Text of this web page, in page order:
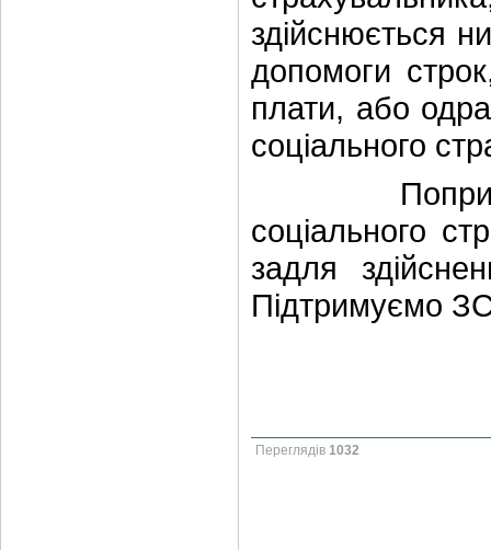
здійснюється
допомоги
плати, або
соціального
Попри
соціального
задля
Підтримуємо
Переглядів 1032